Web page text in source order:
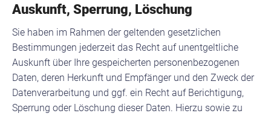
Auskunft, Sperrung, Löschung
Sie haben im Rahmen der geltenden gesetzlichen
Bestimmungen jederzeit das Recht auf unentgeltliche
Auskunft über Ihre gespeicherten personenbezogenen
Daten, deren Herkunft und Empfänger und den Zweck der
Datenverarbeitung und ggf. ein Recht auf Berichtigung,
Sperrung oder Löschung dieser Daten. Hierzu sowie zu